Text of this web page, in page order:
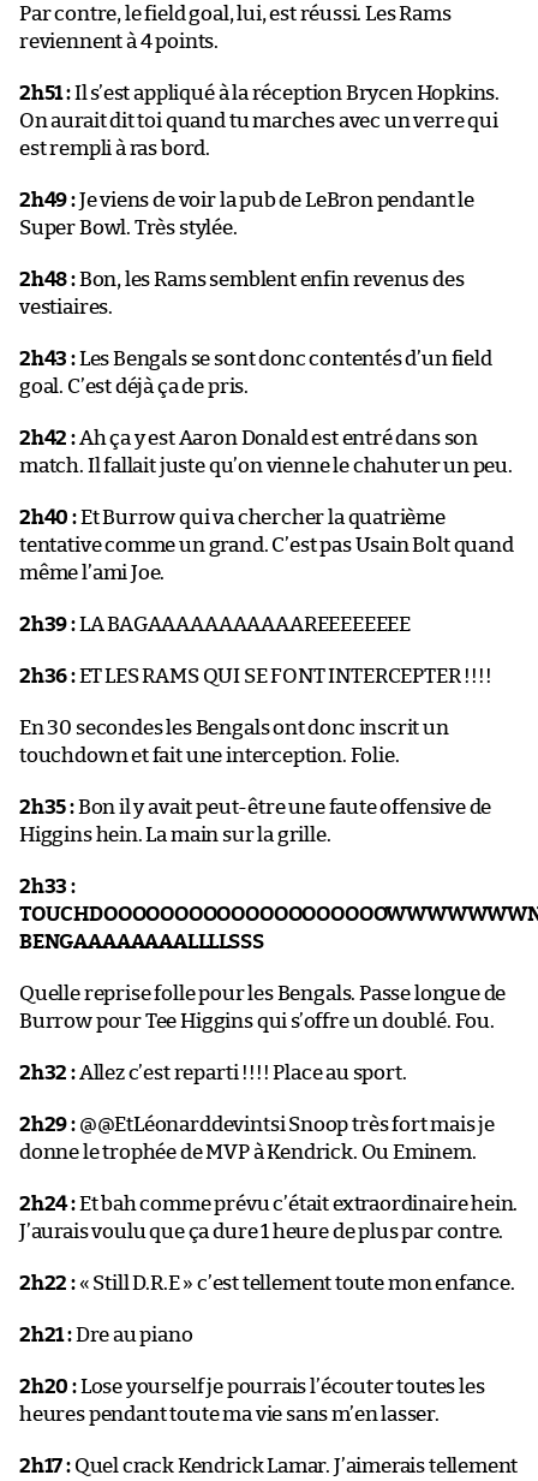
Par contre, le field goal, lui, est réussi. Les Rams
reviennent à 4 points.
2h51 :Il s’est appliqué à la réception Brycen Hopkins.
On aurait dit toi quand tu marches avec un verre qui
est rempli à ras bord.
2h49 :Je viens de voir la pub de LeBron pendant le
Super Bowl. Très stylée.
2h48 :Bon, les Rams semblent enfin revenus des
vestiaires.
2h43 :Les Bengals se sont donc contentés d’un field
goal. C’est déjà ça de pris.
2h42 :Ah ça y est Aaron Donald est entré dans son
match. Il fallait juste qu’on vienne le chahuter un peu.
2h40 :Et Burrow qui va chercher la quatrième
tentative comme un grand. C’est pas Usain Bolt quand
même l’ami Joe.
2h39 :LA BAGAAAAAAAAAAAREEEEEEEE
2h36 :ET LES RAMS QUI SE FONT INTERCEPTER !!!!
En 30 secondes les Bengals ont donc inscrit un
touchdown et fait une interception. Folie.
2h35 :Bon il y avait peut-être une faute offensive de
Higgins hein. La main sur la grille.
2h33 :
BENGAAAAAAAALLLLSSS
Quelle reprise folle pour les Bengals. Passe longue de
Burrow pour Tee Higgins qui s’offre un doublé. Fou.
2h32 :Allez c’est reparti !!!! Place au sport.
2h29 :@@EtLéonarddevintsi Snoop très fort mais je
donne le trophée de MVP à Kendrick. Ou Eminem.
2h24 :Et bah comme prévu c’était extraordinaire hein.
J’aurais voulu que ça dure 1 heure de plus par contre.
2h22 :« Still D.R.E » c’est tellement toute mon enfance.
2h21 :Dre au piano
2h20 :Lose yourself je pourrais l’écouter toutes les
heures pendant toute ma vie sans m’en lasser.
2h17 :Quel crack Kendrick Lamar. J’aimerais tellement